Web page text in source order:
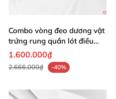
Combo vòng đeo dương vật
trứng rung quần lót điều
khiển app
1.600.000₫
2.666.000₫ -40%